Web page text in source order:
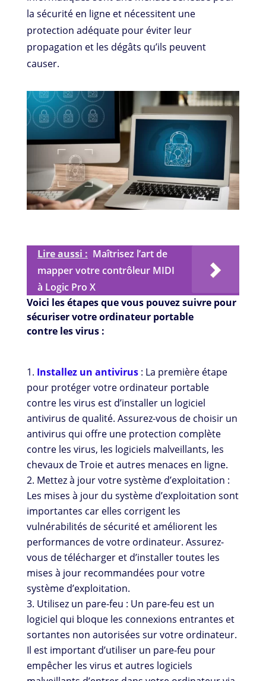
la sécurité en ligne et nécessitent une
protection adéquate pour éviter leur
propagation et les dégâts qu’ils peuvent
causer.
Lire aussi : Maîtrisez l’art de
mapper votre contrôleur MIDI
à Logic Pro X
Voici les étapes que vous pouvez suivre pour
sécuriser votre ordinateur portable
contre les virus :
Installez un antivirus: La première étape
pour protéger votre ordinateur portable
contre les virus est d’installer un logiciel
antivirus de qualité. Assurez-vous de choisir un
antivirus qui offre une protection complète
contre les virus, les logiciels malveillants, les
chevaux de Troie et autres menaces en ligne.
Mettez à jour votre système d’exploitation :
Les mises à jour du système d’exploitation sont
importantes car elles corrigent les
vulnérabilités de sécurité et améliorent les
performances de votre ordinateur. Assurez-
vous de télécharger et d’installer toutes les
mises à jour recommandées pour votre
système d’exploitation.
Utilisez un pare-feu : Un pare-feu est un
logiciel qui bloque les connexions entrantes et
sortantes non autorisées sur votre ordinateur.
Il est important d’utiliser un pare-feu pour
empêcher les virus et autres logiciels